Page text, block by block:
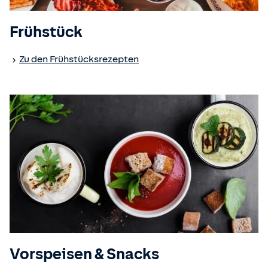
Frühstück
Zu den Frühstücksrezepten
Vorspeisen & Snacks